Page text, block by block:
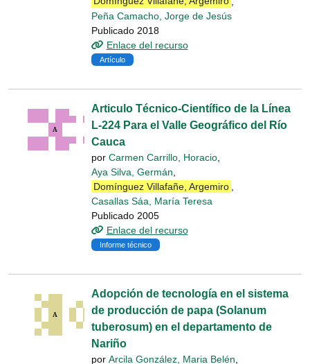
Peña Camacho, Jorge de Jesús
Publicado 2018
Enlace del recurso
Artículo
Articulo Técnico-Científico de la Línea
L-224 Para el Valle Geográfico del Río
Cauca
por Carmen Carrillo, Horacio
Aya Silva, Germán
Domínguez Villafañe, Argemiro
Casallas Sáa, María Teresa
Publicado 2005
Enlace del recurso
Informe técnico
Adopción de tecnología en el sistema
de producción de papa (Solanum
tuberosum) en el departamento de
Nariño
por Arcila González, Maria Belén,